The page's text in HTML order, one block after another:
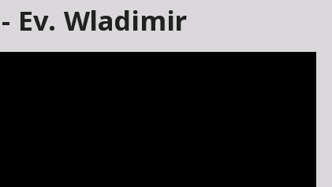
Ev. Wladimir